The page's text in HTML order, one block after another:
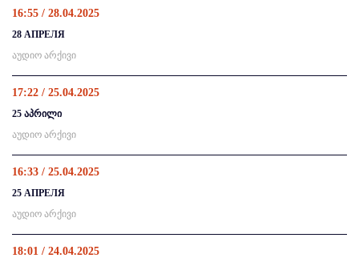
16:55 / 28.04.2025
28 АПРЕЛЯ
აუდიო არქივი
17:22 / 25.04.2025
25 აპრილი
აუდიო არქივი
16:33 / 25.04.2025
25 АПРЕЛЯ
აუდიო არქივი
18:01 / 24.04.2025